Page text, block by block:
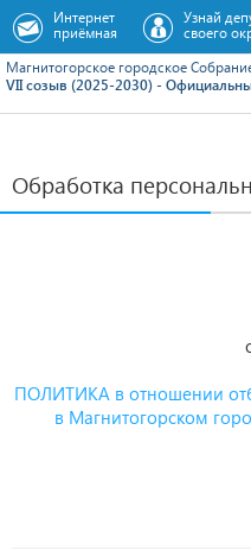
Магнитогорское городское
VII созыв (2025-2030) -
Интернет
приёмная
Узнай
своего
Обработка
ПОЛИТИКА в отношении
в Магнитогорском